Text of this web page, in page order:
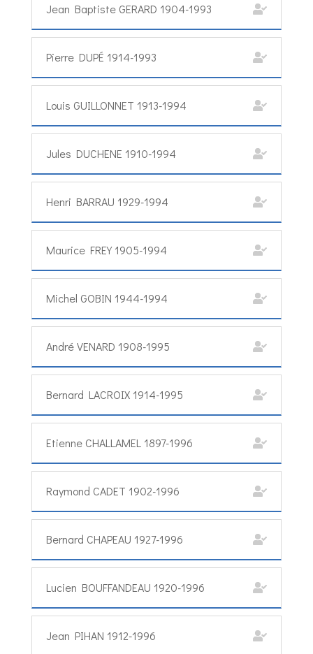
Jean Baptiste GERARD 1904-1993
Pierre DUPÉ 1914-1993
Louis GUILLONNET 1913-1994
Jules DUCHENE 1910-1994
Henri BARRAU 1929-1994
Maurice FREY 1905-1994
Michel GOBIN 1944-1994
André VENARD 1908-1995
Bernard LACROIX 1914-1995
Etienne CHALLAMEL 1897-1996
Raymond CADET 1902-1996
Bernard CHAPEAU 1927-1996
Lucien BOUFFANDEAU 1920-1996
Jean PIHAN 1912-1996